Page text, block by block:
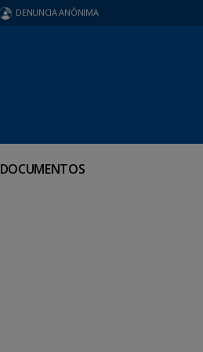
DENUNCIA ANÔNIMA
DOCUMENTOS